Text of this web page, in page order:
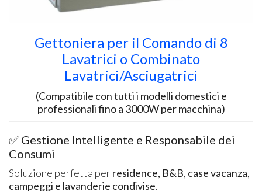
Gettoniera per il Comando di 8
Lavatrici o Combinato
Lavatrici/Asciugatrici
(Compatibile con tutti i modelli domestici e
professionali fino a 3000W per macchina)
✅ Gestione Intelligente e Responsabile dei
Consumi
Soluzione perfetta perresidence, B&B, case vacanza,
campeggi e lavanderie condivise.